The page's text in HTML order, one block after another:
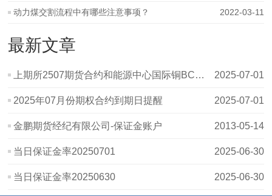
动力煤交割流程中有哪些注意事项？ 2022-03-11
最新文章
上期所2507期货合约和能源中心国际铜BC2507、二十号胶NR2507期货合约个人 2025-07-01
2025年07月份期权合约到期日提醒 2025-07-01
金鹏期货经纪有限公司-保证金账户 2013-05-14
当日保证金率20250701 2025-06-30
当日保证金率20250630 2025-06-30